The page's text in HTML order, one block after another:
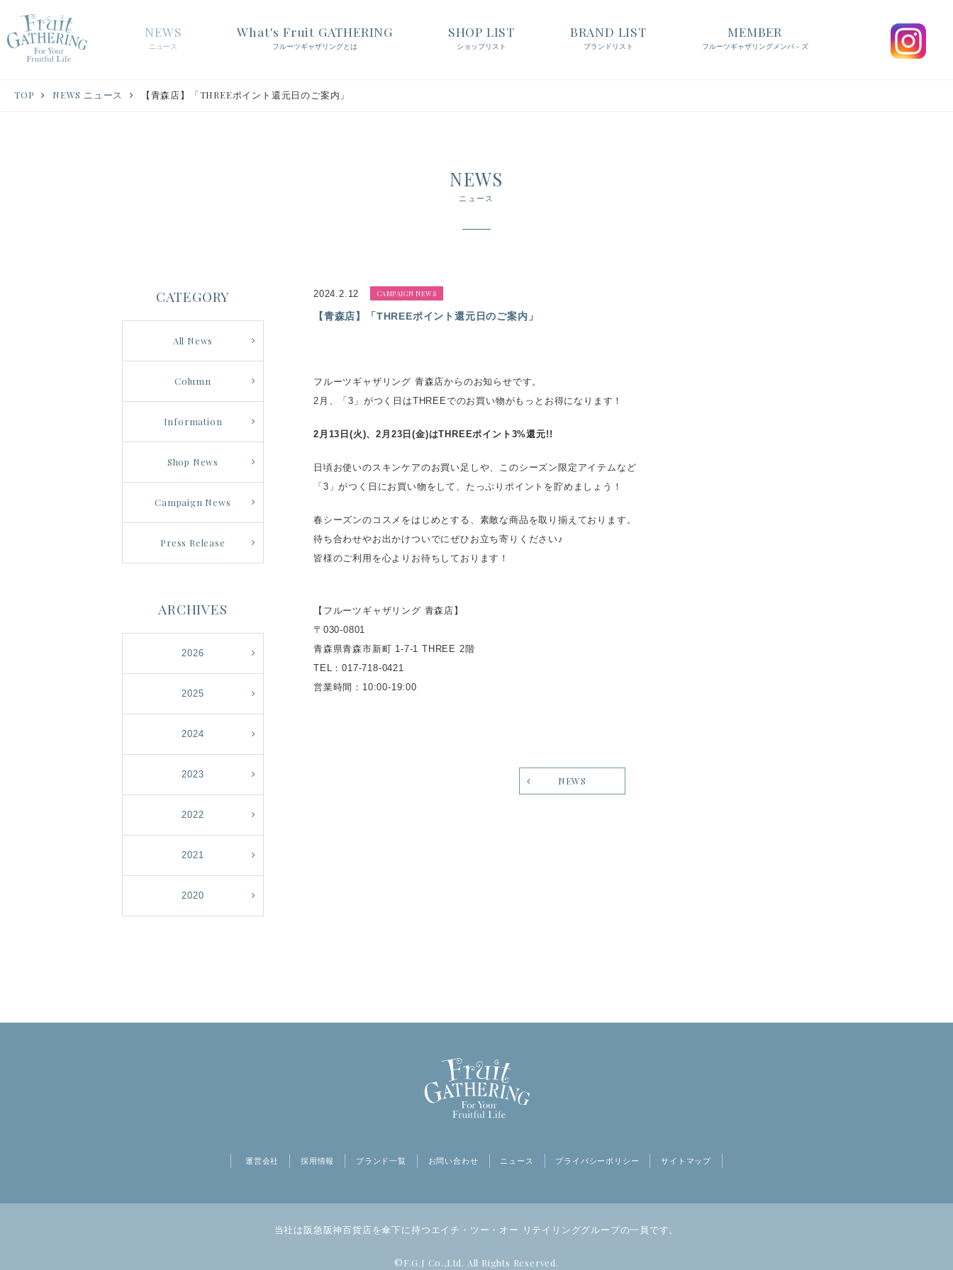
NEWS
ニュース
What's Fruit GATHERING
フルーツギャザリングとは
SHOP LIST
ショップリスト
BRAND LIST
ブランドリスト
MEMBER
フルーツギャザリングメンバ－ズ
TOP NEWS ニュース 【青森店】「THREEポイント還元日のご案内」
NEWS
ニュース
2024.2.12 CAMPAIGN NEWS
【青森店】「THREEポイント還元日のご案内」
フルーツギャザリング 青森店からのお知らせです。
2月、「3」がつく日はTHREEでのお買い物がもっとお得になります！
2月13日(火)、2月23日(金)はTHREEポイント3%還元!!
日頃お使いのスキンケアのお買い足しや、このシーズン限定アイテムなど
「3」がつく日にお買い物をして、たっぷりポイントを貯めましょう！
春シーズンのコスメをはじめとする、素敵な商品を取り揃えております。
待ち合わせやお出かけついでにぜひお立ち寄りください♪
皆様のご利用を心よりお待ちしております！
【フルーツギャザリング 青森店】
〒030-0801
青森県青森市新町 1-7-1 THREE 2階
TEL：017-718-0421
営業時間：10:00-19:00
NEWS
CATEGORY
All News
Column
Information
Shop News
Campaign News
Press Release
ARCHIVES
2026
2025
2024
2023
2022
2021
2020
運営会社 採用情報 ブランド一覧 お問い合わせ ニュース プライバシーポリシー サイトマップ
当社は阪急阪神百貨店を傘下に持つ エイチ・ツー・オー リテイリンググループの一員です。
©F.G.J Co.,Ltd. All Rights Reserved.